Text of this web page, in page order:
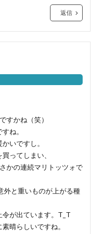
返信
すかね（笑）
ね。
いですし。
ってしまい、
かの連続マリトッツォで
外と重いものが上がる種
が出ています。T_T
晴らしいですね。